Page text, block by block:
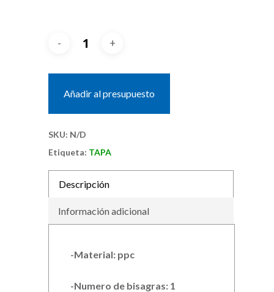
Añadir al presupuesto
SKU: N/D
Etiqueta: TAPA
Descripción
Información adicional
-Material: ppc
-Numero de bisagras: 1